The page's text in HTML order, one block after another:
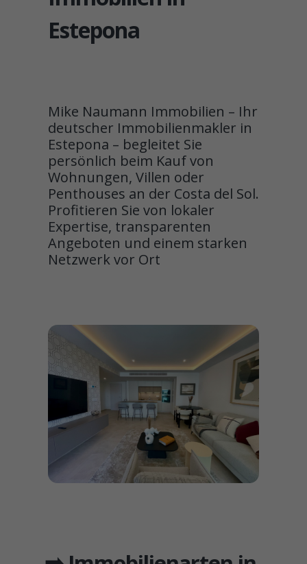
Estepona
Mike Naumann Immobilien – Ihr
deutscher Immobilienmakler in
Estepona – begleitet Sie
persönlich beim Kauf von
Wohnungen, Villen oder
Penthouses an der Costa del Sol.
Profitieren Sie von lokaler
Expertise, transparenten
Angeboten und einem starken
Netzwerk vor Ort